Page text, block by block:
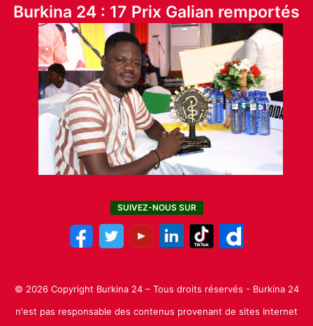
Burkina 24 : 17 Prix Galian remportés
SUIVEZ-NOUS SUR
© 2026 Copyright Burkina 24 – Tous droits réservés - Burkina 24
n'est pas responsable des contenus provenant de sites Internet